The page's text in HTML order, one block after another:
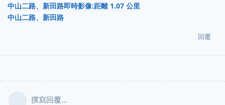
中山二路、新田路即時影像:距離 1.07 公里
中山二路、新田路
回覆
撰寫回覆...